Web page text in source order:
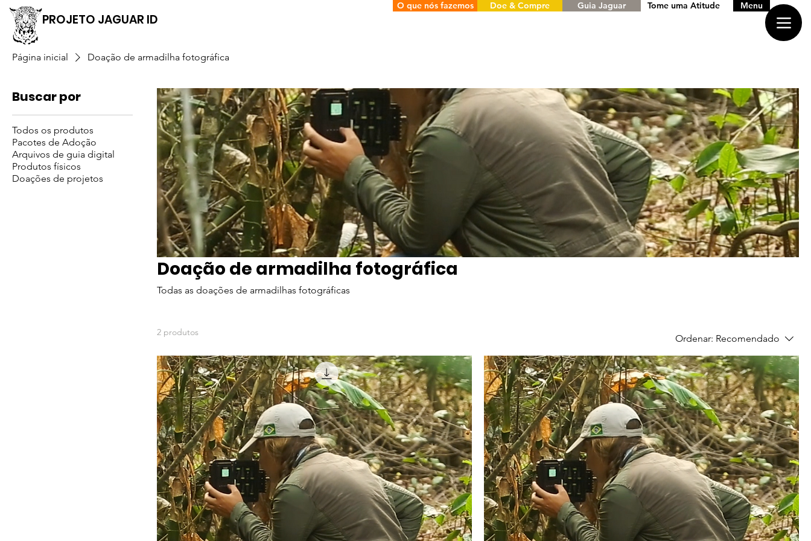
PROJETO JAGUAR ID
O que nós fazemos Doe & Compre Guia Jaguar Menu
Tome uma Atitude
Página inicial Doação de armadilha fotográfica
Buscar por
Todos os produtos
Pacotes de Adoção
Arquivos de guia digital
Produtos físicos
Doações de projetos
Doação de armadilha fotográfica
Todas as doações de armadilhas fotográficas
2 produtos
Ordenar: Recomendado